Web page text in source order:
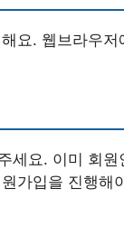
요. 웹브라우저
세요. 이미 회
가입을 진행해